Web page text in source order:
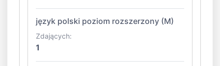
język polski poziom rozszerzony (M)
Zdających:
1